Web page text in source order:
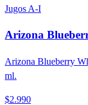
Jugos A-I
Arizona
Arizona Blueberry
ml.
$2.990